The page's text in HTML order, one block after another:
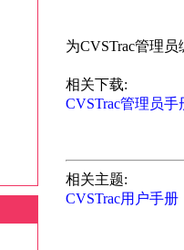
为CVSTrac管理
相关下载:
CVSTrac管理员手
相关主题:
CVSTrac用户手册